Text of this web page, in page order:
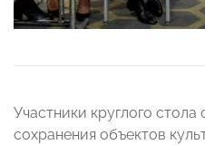
Участники круглого
сохранения объектов